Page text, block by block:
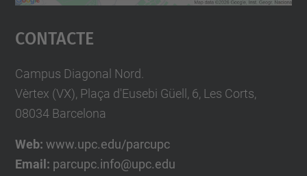
Accepta
powered by
Contacte
Campus Diagonal Nord.
Vèrtex (VX), Plaça d'Eusebi Güell, 6, Les Corts,
08034 Barcelona
Web: www.upc.edu/parcupc
Email: parcupc.info@upc.edu